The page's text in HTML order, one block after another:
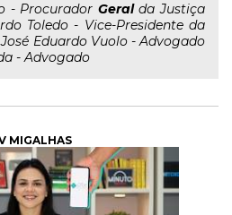
- Procurador Geralda Justiça
Toledo - Vice-Presidente da
Eduardo Vuolo - Advogado
- Advogado
MIGALHAS